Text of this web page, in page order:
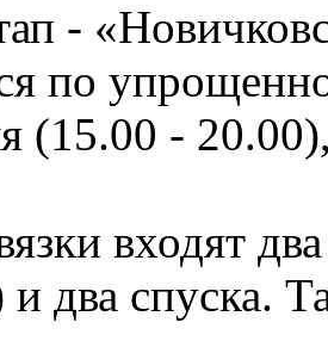
-
по
(15.00 -
входят
два спуска.